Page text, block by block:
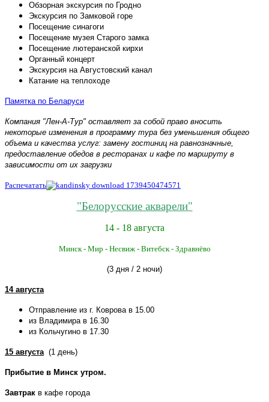
Обзорная экскурсия по Гродно
Экскурсия по Замковой горе
Посещение синагоги
Посещение музея Старого замка
Посещение лютеранской кирхи
Органный концерт
Экскурсия на Августовский канал
Катание на теплоходе
Памятка по Беларуси
Компания "Лен-А-Тур" оставляет за собой право вносить
некоторые изменения в программу тура без уменьшения общего
объема и качества услуг: замену гостиниц на равнозначные,
предоставление обедов в ресторанах и кафе по маршруту в
зависимости от их загрузки
Распечатать
"Белорусские акварели"
14 - 18 августа
Минск - Мир - Несвиж - Витебск - Здравнёво
(3 дня / 2 ночи)
14 августа
Отправление из г. Коврова в 15.00
из Владимира в 16.30
из Кольчугино в 17.30
15 августа (1 день)
Прибытие в Минск утром.
Завтрак в кафе города